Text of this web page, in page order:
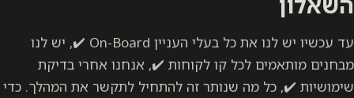
עד עכשיו יש לנו את כל בעלי העניין On-Board ✔️, יש לנו
מבחנים מותאמים לכל קו לקוחות ✔️, אנחנו אחרי בדיקת
שימושיות ✔️, כל מה שנותר זה להתחיל לתקשר את המהלך. כדי